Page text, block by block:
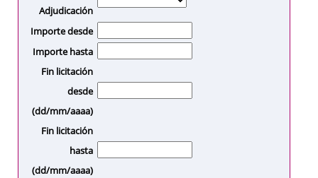
Adjudicación
Importe desde
Importe hasta
Fin licitación
desde
(dd/mm/aaaa)
Fin licitación
hasta
(dd/mm/aaaa)